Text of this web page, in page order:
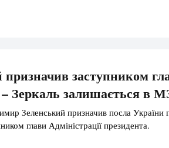
призначив заступником
Зеркаль залишається в
Зеленський призначив посла
глави Адміністрації президента.